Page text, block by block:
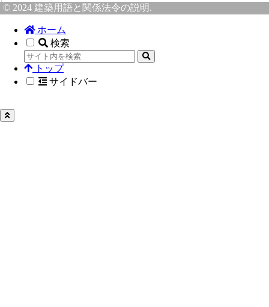
© 2024 建築用語と関係法令の説明.
ホーム
検索
トップ
サイドバー